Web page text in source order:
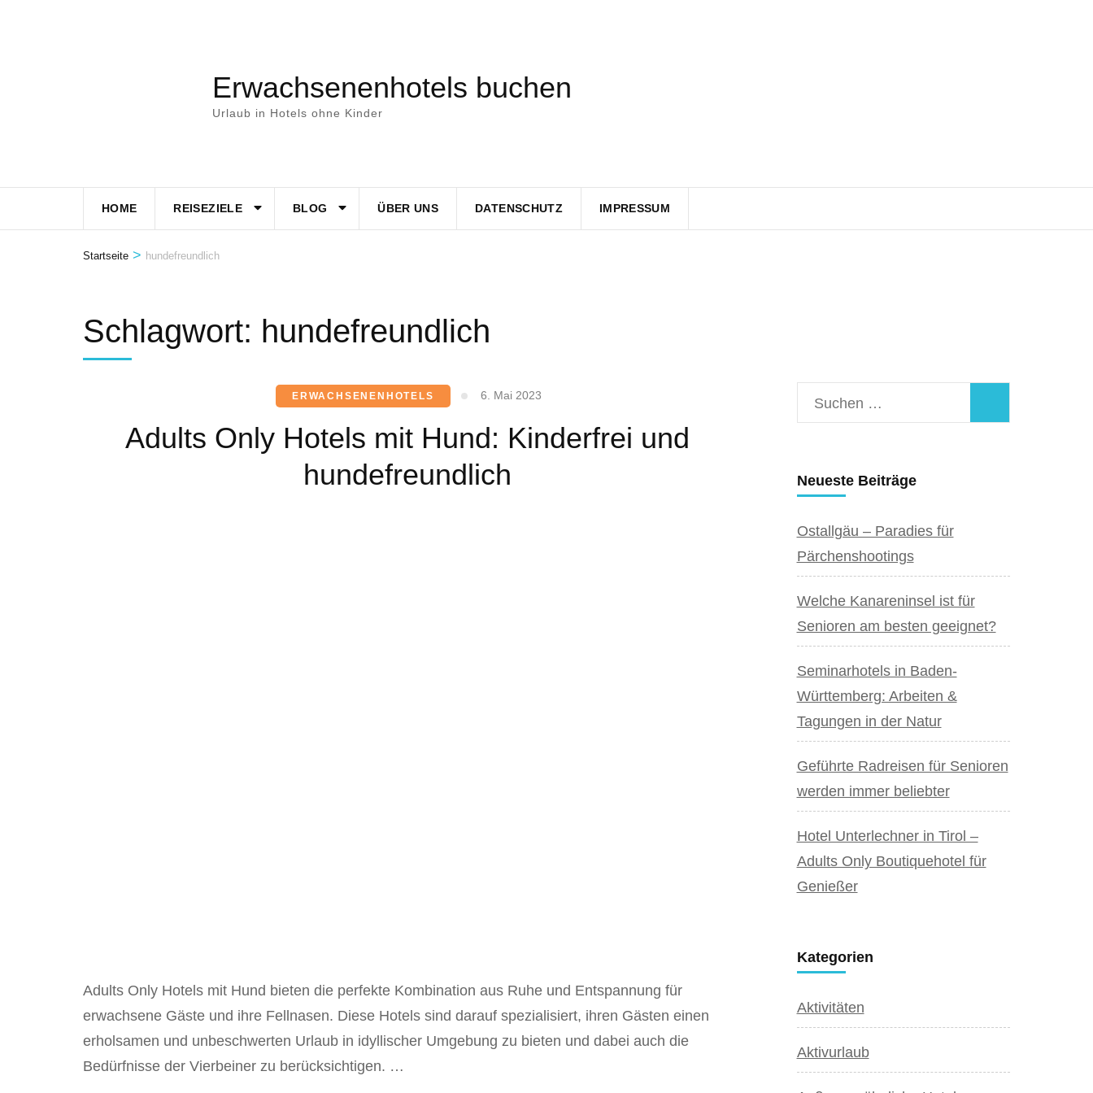
Erwachsenenhotels buchen
Urlaub in Hotels ohne Kinder
HOME REISEZIELE BLOG ÜBER UNS DATENSCHUTZ IMPRESSUM
Startseite > hundefreundlich
Schlagwort: hundefreundlich
ERWACHSENENHOTELS 6. Mai 2023
Adults Only Hotels mit Hund: Kinderfrei und
hundefreundlich
Adults Only Hotels mit Hund bieten die perfekte Kombination aus Ruhe und Entspannung für
erwachsene Gäste und ihre Fellnasen. Diese Hotels sind darauf spezialisiert, ihren Gästen einen
erholsamen und unbeschwerten Urlaub in idyllischer Umgebung zu bieten und dabei auch die
Bedürfnisse der Vierbeiner zu berücksichtigen. …
Suchen
nach:
Neueste Beiträge
Ostallgäu – Paradies für
Pärchenshootings
Welche Kanareninsel ist für
Senioren am besten geeignet?
Seminarhotels in Baden-
Württemberg: Arbeiten &
Tagungen in der Natur
Geführte Radreisen für Senioren
werden immer beliebter
Hotel Unterlechner in Tirol –
Adults Only Boutiquehotel für
Genießer
Kategorien
Aktivitäten
Aktivurlaub